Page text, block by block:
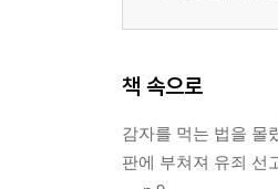
책 속으로
감자를 먹는 법을 몰
판에 부쳐져 유죄 선